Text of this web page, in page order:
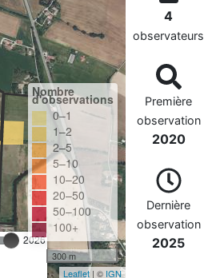
2026
Nombre
d'observations
0–1
1–2
2–5
5–10
10–20
20–50
50–100
100+
300 m
Leaflet| © IGN
4
observateurs
Première
observation
2020
Dernière
observation
2025